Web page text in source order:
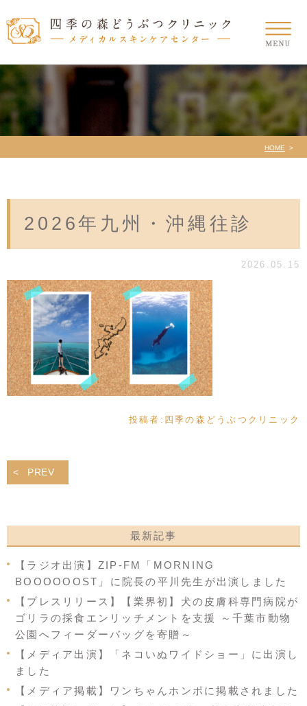
HOME
2026年九州・沖縄往診
2026.05.15
投稿者: 四季の森どうぶつクリニック
PREV
最新記事
【ラジオ出演】ZIP-FM「MORNING
BOOOOOOST」に院長の平川先生が出演しました
【プレスリリース】【業界初】犬の皮膚科専門病院が
ゴリラの採食エンリッチメントを支援 ～千葉市動物
公園へフィーダーバッグを寄贈～
【メディア出演】「ネコいぬワイドショー」に出演し
ました
【メディア掲載】ワンちゃんホンポに掲載されました